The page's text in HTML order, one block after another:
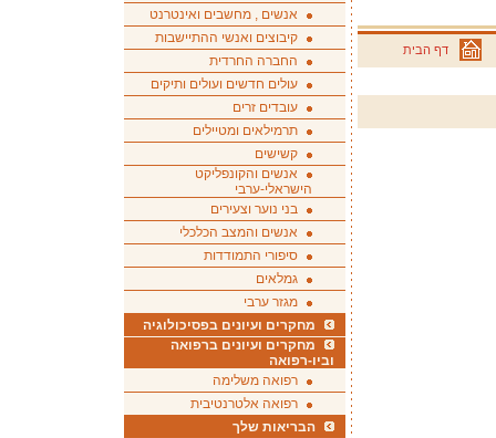
דף הבית
אנשים , מחשבים ואינטרנט
קיבוצים ואנשי ההתיישבות
החברה החרדית
עולים חדשים ועולים ותיקים
עובדים זרים
תרמילאים ומטיילים
קשישים
אנשים והקונפליקט
הישראלי-ערבי
בני נוער וצעירים
אנשים והמצב הכלכלי
סיפורי התמודדות
גמלאים
מגזר ערבי
מחקרים ועיונים בפסיכולוגיה
מחקרים ועיונים ברפואה
וביו-רפואה
רפואה משלימה
רפואה אלטרנטיבית
הבריאות שלך